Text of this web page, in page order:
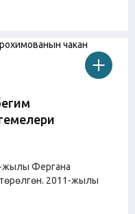
Фергана
2011-жылы